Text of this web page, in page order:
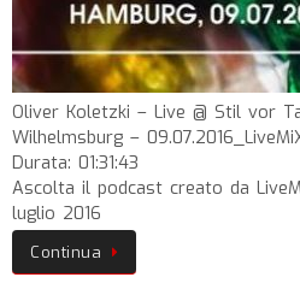
Oliver Koletzki – Live @ Stil vor
Wilhelmsburg –
Durata: 01:31:43
Ascolta il podcast creato da
luglio 2016
Continua